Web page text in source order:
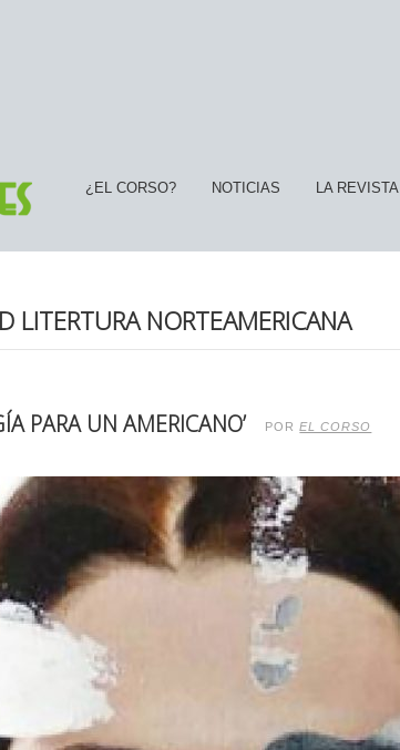
¿EL CORSO? NOTICIAS LA REVISTA
LITERTURA NORTEAMERICANA
PARA UN AMERICANO’ POREL CORSO